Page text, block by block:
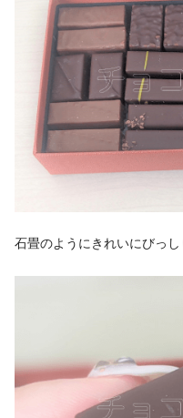
石畳のようにきれいにびっし